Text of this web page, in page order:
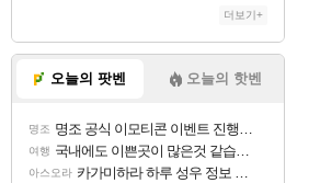
더보기+
오늘의 팟벤 오늘의 핫벤
명조 명조 공식 이모티콘 이벤트 진행해봤습니다! 참여부터 추첨까지????
여행 국내에도 이쁜곳이 많은것 같습니다
아스오라 카가미하라 하루 성우 정보 및 주요 필모